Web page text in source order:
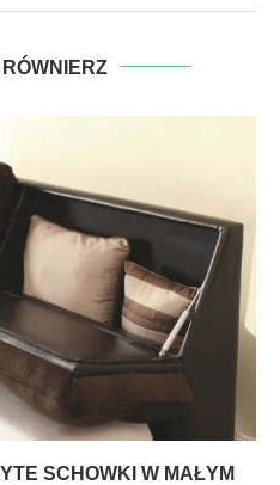
SCHOWKI W MAŁYM